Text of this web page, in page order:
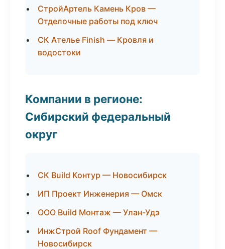
СтройАртель Камень Кров —
Отделочные работы под ключ
СК Ателье Finish — Кровля и
водостоки
Компании в регионе:
Сибирский федеральный
округ
СК Build Контур — Новосибирск
ИП Проект Инженерия — Омск
ООО Build Монтаж — Улан-Удэ
ИнжСтрой Roof Фундамент —
Новосибирск